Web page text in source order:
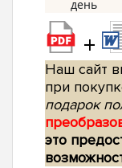
+
Наш сайт
при
подарок
это